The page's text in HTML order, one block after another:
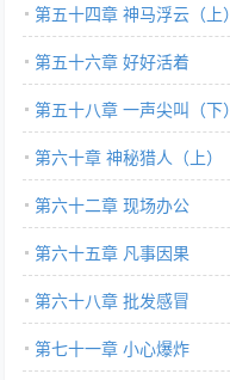
第五十四章 神马浮云（上）
第五十六章 好好活着
第五十八章 一声尖叫（下）
第六十章 神秘猎人（上）
第六十二章 现场办公
第六十五章 凡事因果
第六十八章 批发感冒
第七十一章 小心爆炸